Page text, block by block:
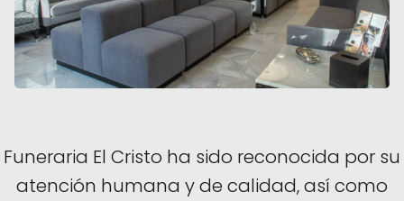
Funeraria El Cristo ha sido reconocida por su
atención humana y de calidad, así como